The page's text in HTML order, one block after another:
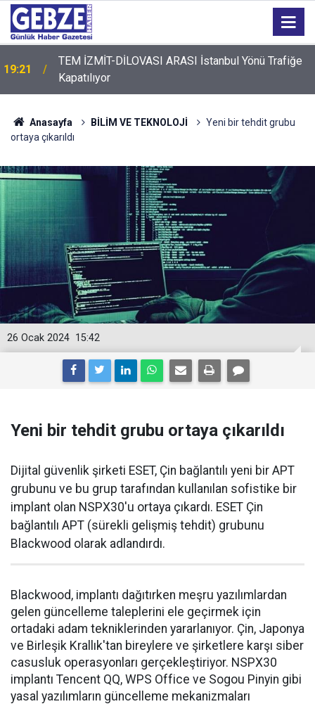
19:21
TEM İZMİT-DİLOVASI ARASI İstanbul Yönü Trafiğe
Kapatılıyor
19:20
GTO'dan Üyelerine Ticari Fırsat
Anasayfa BİLİM VE TEKNOLOJİ
Yeni bir tehdit grubu
ortaya çıkarıldı
15:42
26 Ocak 2024
Yeni bir tehdit grubu ortaya çıkarıldı
Dijital güvenlik şirketi ESET, Çin bağlantılı yeni bir APT
grubunu ve bu grup tarafından kullanılan sofistike bir
implant olan NSPX30'u ortaya çıkardı. ESET Çin
bağlantılı APT (sürekli gelişmiş tehdit) grubunu
Blackwood olarak adlandırdı.
Blackwood, implantı dağıtırken meşru yazılımlardan
gelen güncelleme taleplerini ele geçirmek için
ortadaki adam tekniklerinden yararlanıyor. Çin, Japonya
ve Birleşik Krallık'tan bireylere ve şirketlere karşı siber
casusluk operasyonları gerçekleştiriyor. NSPX30
implantı Tencent QQ, WPS Office ve Sogou Pinyin gibi
yasal yazılımların güncelleme mekanizmaları